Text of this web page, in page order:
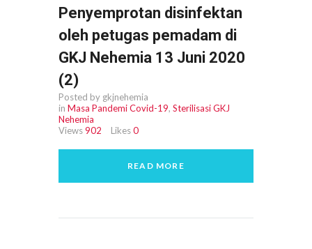
Penyemprotan disinfektan
oleh petugas pemadam di
GKJ Nehemia 13 Juni 2020
(2)
Posted by gkjnehemia
in Masa Pandemi Covid-19, Sterilisasi GKJ
Nehemia
Views902 Likes0
READ MORE